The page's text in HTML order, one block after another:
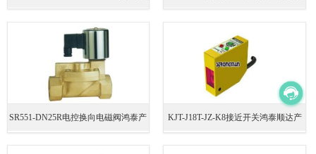
SR551-DN25R电控换向电磁阀鸿泰产 KJT-J18T-JZ-K8接近开关鸿泰顺达产